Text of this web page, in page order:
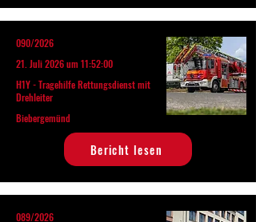
090/2026
21. Juli 2026 um 11:52:00
H1Y - Tragehilfe Rettungsdienst mit
Drehleiter
Biebergemünd
Bericht lesen
089/2026